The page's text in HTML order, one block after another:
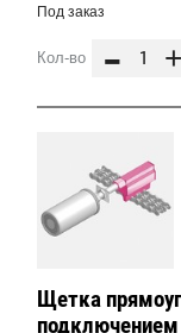
Под заказ
Кол-во - +
Щетка